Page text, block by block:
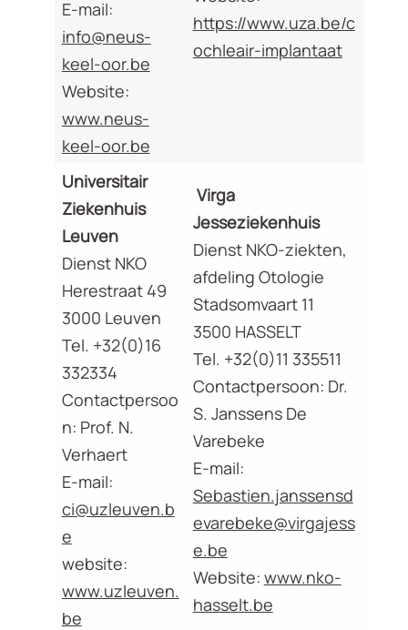
E-mail:
info@neus-
keel-oor.be
Website:
www.neus-
keel-oor.be
https://www.uza.be/c
ochleair-implantaat
Universitair
Ziekenhuis
Leuven
Dienst NKO
Herestraat 49
3000 Leuven
Tel. +32(0)16
332334
Contactpersoo
n: Prof. N.
Verhaert
E-mail:
ci@uzleuven.b
e
website:
www.uzleuven.
be
Virga
Jesseziekenhuis
Dienst NKO-ziekten,
afdeling Otologie
Stadsomvaart 11
3500 HASSELT
Tel. +32(0)11 335511
Contactpersoon: Dr.
S. Janssens De
Varebeke
E-mail:
Sebastien.janssensd
evarebeke@virgajess
e.be
Website: www.nko-
hasselt.be